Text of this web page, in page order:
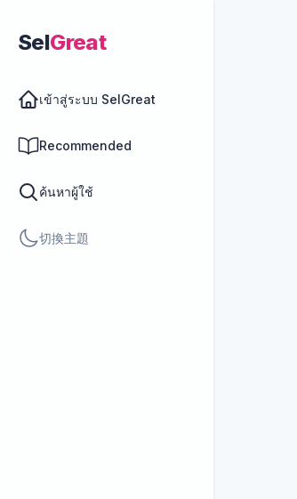
SelGreat
เข้าสู่ระบบ SelGreat
Recommended
ค้นหาผู้ใช้
切換主題